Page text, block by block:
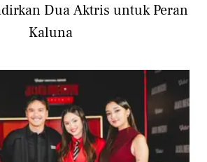
Dua Aktris untuk Peran
Kaluna